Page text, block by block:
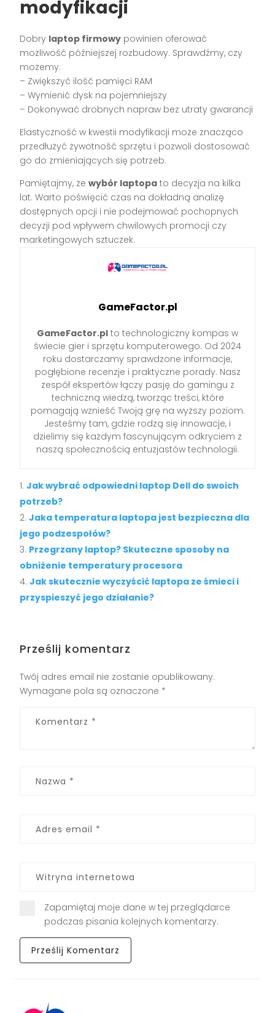
modyfikacji
Dobry laptop firmowy powinien oferować
możliwość późniejszej rozbudowy. Sprawdźmy, czy
możemy:
– Zwiększyć ilość pamięci RAM
– Wymienić dysk na pojemniejszy
– Dokonywać drobnych napraw bez utraty gwarancji
Elastyczność w kwestii modyfikacji może znacząco
przedłużyć żywotność sprzętu i pozwoli dostosować
go do zmieniających się potrzeb.
Pamiętajmy, żewybór laptopa to decyzja na kilka
lat. Warto poświęcić czas na dokładną analizę
dostępnych opcji i nie podejmować pochopnych
decyzji pod wpływem chwilowych promocji czy
marketingowych sztuczek.
GameFactor.pl
GameFactor.pl to technologiczny kompas w
świecie gier i sprzętu komputerowego. Od 2024
roku dostarczamy sprawdzone informacje,
pogłębione recenzje i praktyczne porady. Nasz
zespół ekspertów łączy pasję do gamingu z
techniczną wiedzą, tworząc treści, które
pomagają wznieść Twoją grę na wyższy poziom.
Jesteśmy tam, gdzie rodzą się innowacje, i
dzielimy się każdym fascynującym odkryciem z
naszą społecznością entuzjastów technologii.
Jak wybrać odpowiedni laptop Dell do swoich
potrzeb?
Jaka temperatura laptopa jest bezpieczna dla
jego podzespołów?
Przegrzany laptop? Skuteczne sposoby na
obniżenie temperatury procesora
Jak skutecznie wyczyścić laptopa ze śmieci i
przyspieszyć jego działanie?
Prześlij komentarz
Twój adres email nie zostanie opublikowany.
Wymagane pola są oznaczone *
Zapamiętaj moje dane w tej przeglądarce
podczas pisania kolejnych komentarzy.